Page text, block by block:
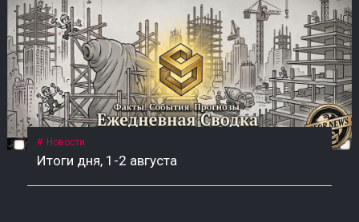
Новости
Итоги дня, 1-2 августа